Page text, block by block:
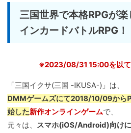
三国世界で本格RPGが
インカードバトルRPG！
※2023/08/31 15:00を以
「三国イクサ(三国 -IKUSA-)」は、
DMMゲームズにて2018/10/09から
始した新作オンラインゲームで、
元々は、 スマホ(iOS/Android)向け